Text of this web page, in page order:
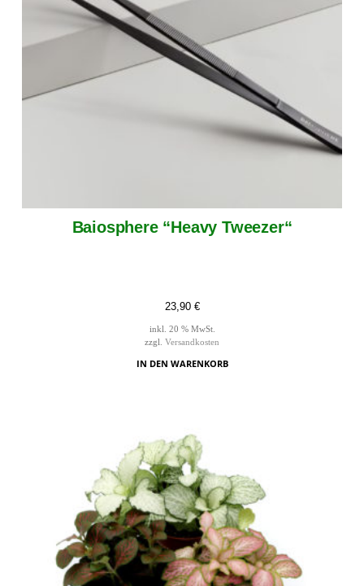
Baiosphere “Heavy Tweezer“
23,90 €
inkl. 20 % MwSt.
zzgl. Versandkosten
IN DEN WARENKORB